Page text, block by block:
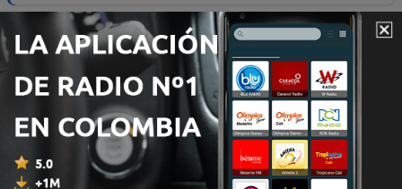
HERRAMIENTAS PARA SER UN PADRE
COMPROMETIDO- Episodio 29 - Ellas
27 jul. 2026
28 - CUANDO EL AMOR SE MULTIPLICA - Episodio 28 -
20 jul. 2026
27 - LO QUE NOS ENSEÑAN LOS HIJOS - Episodio 27 -
Ellas